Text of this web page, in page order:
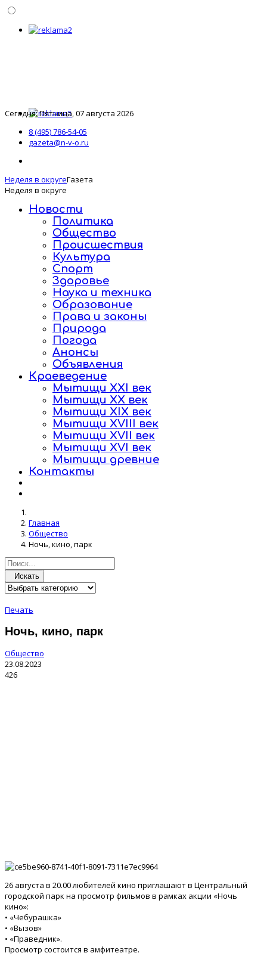
Сегодня: Пятница, 07 августа 2026
8 (495) 786-54-05
gazeta@n-v-o.ru
Неделя в округеГазета
Неделя в округе
Новости
Политика
Общество
Происшествия
Культура
Спорт
Здоровье
Наука и техника
Образование
Права и законы
Природа
Погода
Анонсы
Объявления
Краеведение
Мытищи XXI век
Мытищи XX век
Мытищи XIX век
Мытищи XVIII век
Мытищи XVII век
Мытищи XVI век
Мытищи древние
Контакты
Главная
Общество
Ночь, кино, парк
Искать
Печать
Ночь, кино, парк
Общество
23.08.2023
426
26 августа в 20.00 любителей кино приглашают в Центральный
городской парк на просмотр фильмов в рамках акции «Ночь
кино»:
• «Чебурашка»
• «Вызов»
• «Праведник».
Просмотр состоится в амфитеатре.